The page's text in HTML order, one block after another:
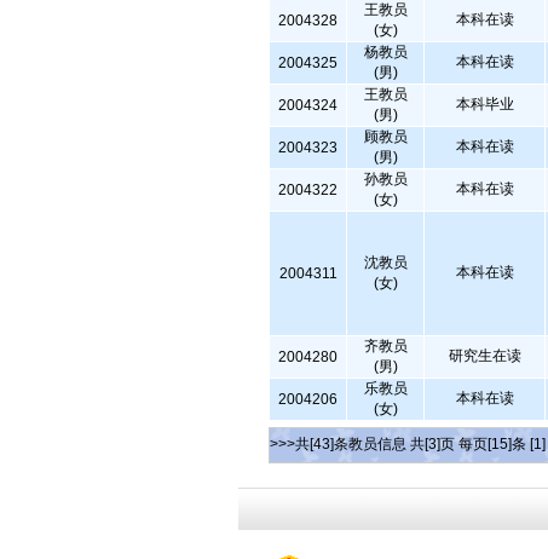
2004328
王教员
(女)
本科在读
2004325
杨教员
(男)
本科在读
2004324
王教员
(男)
本科毕业
2004323
顾教员
(男)
本科在读
2004322
孙教员
(女)
本科在读
2004311
沈教员
(女)
本科在读
2004280
齐教员
(男)
研究生在读
2004206
乐教员
(女)
本科在读
>>>共[43]条教员信息 共[3]页 每页[15]条 [1]